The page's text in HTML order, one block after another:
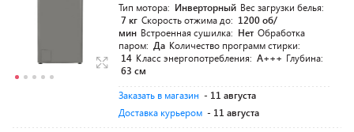
Тип мотора: Инверторный Вес загрузки белья:
7 кг Скорость отжима до: 1200 об/
мин Встроенная сушилка: Нет Обработка
паром: Да Количество программ стирки:
14 Класс энергопотребления: A+++ Глубина:
63 см
Заказать в магазин - 11 августа
Доставка курьером - 11 августа